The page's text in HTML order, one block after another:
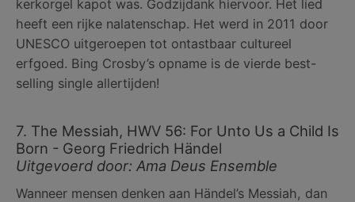
kerkorgel kapot was. Godzijdank hiervoor. Het lied
heeft een rijke nalatenschap. Het werd in 2011 door
UNESCO uitgeroepen tot ontastbaar cultureel
erfgoed. Bing Crosby’s opname is de vierde best-
selling single allertijden!
7. The Messiah, HWV 56: For Unto Us a Child Is
Born - Georg Friedrich Händel
Uitgevoerd door: Ama Deus Ensemble
Wanneer mensen denken aan Händel’s Messiah, dan